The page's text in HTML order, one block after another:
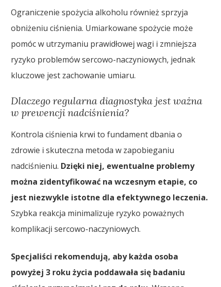
Ograniczenie spożycia alkoholu również sprzyja
obniżeniu ciśnienia. Umiarkowane spożycie może
pomóc w utrzymaniu prawidłowej wagi i zmniejsza
ryzyko problemów sercowo-naczyniowych, jednak
kluczowe jest zachowanie umiaru.
Dlaczego regularna diagnostyka jest ważna
w prewencji nadciśnienia?
Kontrola ciśnienia krwi to fundament dbania o
zdrowie i skuteczna metoda w zapobieganiu
nadciśnieniu. Dzięki niej, ewentualne problemy
można zidentyfikować na wczesnym etapie, co
jest niezwykle istotne dla efektywnego leczenia.
Szybka reakcja minimalizuje ryzyko poważnych
komplikacji sercowo-naczyniowych.
Specjaliści rekomendują, aby każda osoba
powyżej 3 roku życia poddawała się badaniu